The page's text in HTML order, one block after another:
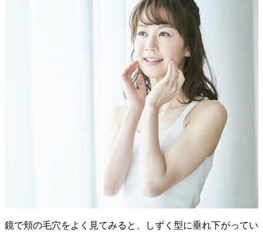
鏡で頬の毛穴をよく見てみると、しずく型に垂れ下がってい